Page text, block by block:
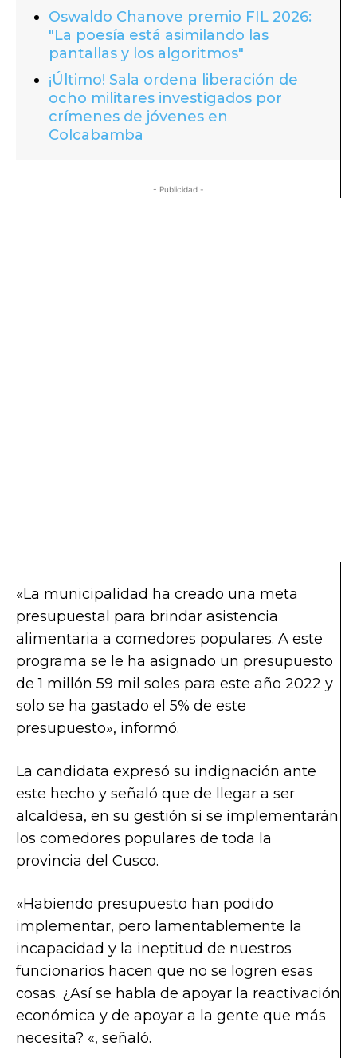
Oswaldo Chanove premio FIL 2026:
"La poesía está asimilando las
pantallas y los algoritmos"
¡Último! Sala ordena liberación de
ocho militares investigados por
crímenes de jóvenes en
Colcabamba
- Publicidad -
«La municipalidad ha creado una meta
presupuestal para brindar asistencia
alimentaria a comedores populares. A este
programa se le ha asignado un presupuesto
de 1 millón 59 mil soles para este año 2022 y
solo se ha gastado el 5% de este
presupuesto», informó.
La candidata expresó su indignación ante
este hecho y señaló que de llegar a ser
alcaldesa, en su gestión si se implementarán
los comedores populares de toda la
provincia del Cusco.
«Habiendo presupuesto han podido
implementar, pero lamentablemente la
incapacidad y la ineptitud de nuestros
funcionarios hacen que no se logren esas
cosas. ¿Así se habla de apoyar la reactivación
económica y de apoyar a la gente que más
necesita? «, señaló.